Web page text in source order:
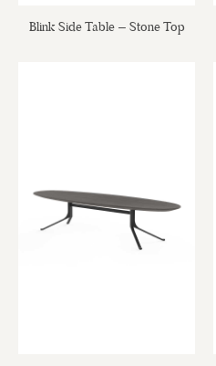
Blink Side Table – Stone Top